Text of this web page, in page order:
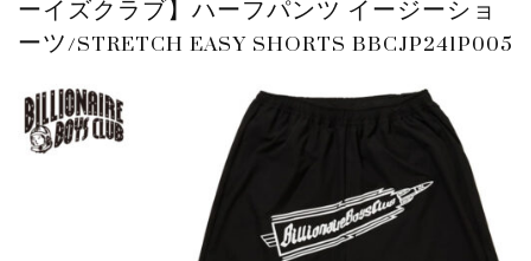
ーツ/STRETCH EASY SHORTS BBCJP241P005